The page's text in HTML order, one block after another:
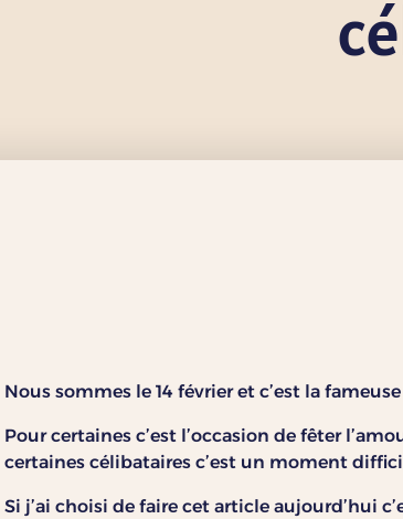
Nous sommes le 14 février et c’est la
Pour certaines c’est l’occasion de fêter
certaines célibataires c’est un moment
Si j’ai choisi de faire cet article aujourd’hui